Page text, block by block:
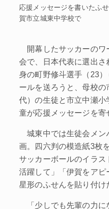
応援メッセージを書いたふ
賀市立城東中学校で
開幕したサッカーのワ
会で、日本代表に選出さ
身の町野修斗選手（23
ールを送ろうと、母校
代）の生徒と市立中瀬小
童が応援メッセージを寄
城東中では生徒会メン
画。四六判の模造紙3枚
サッカーボールのイラ
活躍して」「伊賀をアピ
星形のふせんを貼り付け
「少しでも先輩の力に